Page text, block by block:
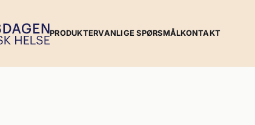
PRODUKTERVANLIGE SPØRSMÅLKONTAKT